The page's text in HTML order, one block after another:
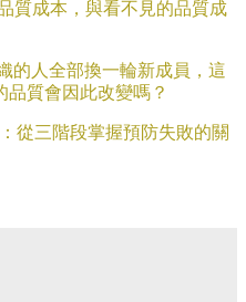
質成本，與看不見的品質成
的人全部換一輪新成員，這
質會因此改變嗎？
從三階段掌握預防失敗的關